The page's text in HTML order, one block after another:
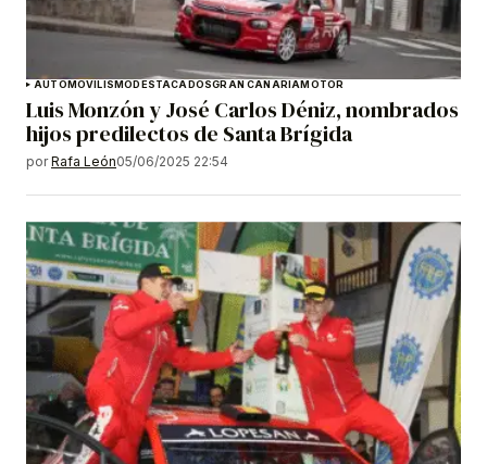
AUTOMOVILISMODESTACADOSGRAN CANARIAMOTOR
Luis Monzón y José Carlos Déniz, nombrados
hijos predilectos de Santa Brígida
por Rafa León05/06/2025 22:54